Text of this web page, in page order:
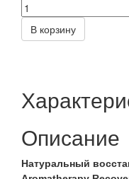
В корзину
Описание
Натуральный